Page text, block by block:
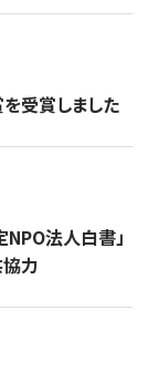
受賞しました
法人白書」
力